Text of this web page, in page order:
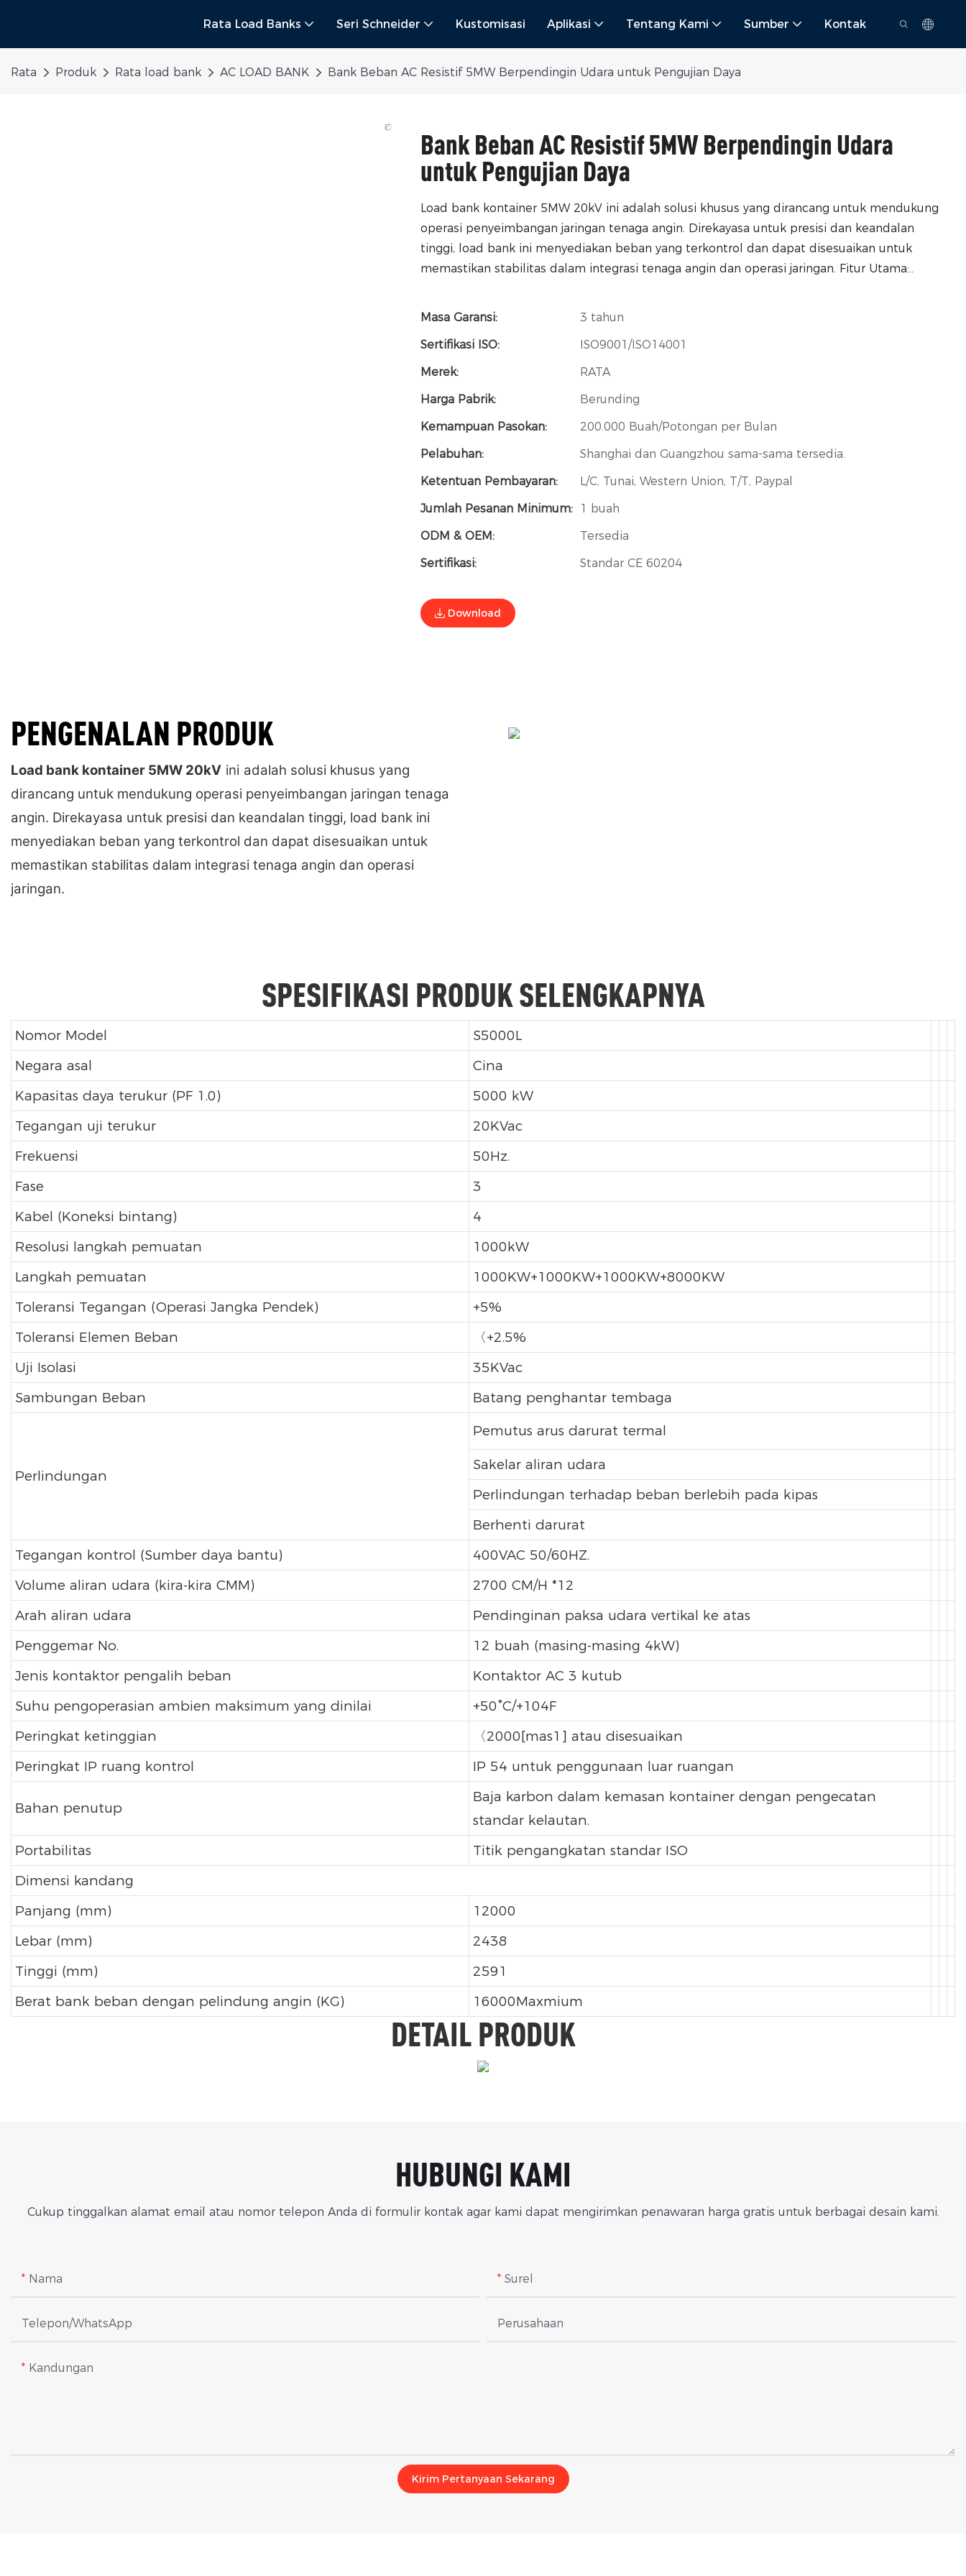
Rata Load Banks Seri Schneider Kustomisasi Aplikasi Tentang Kami Sumber Kontak
Rata Produk Rata load bank AC LOAD BANK Bank Beban AC Resistif 5MW Berpendingin Udara untuk Pengujian Daya
Bank Beban AC Resistif 5MW Berpendingin Udara
untuk Pengujian Daya
Load bank kontainer 5MW 20kV ini adalah solusi khusus yang dirancang untuk mendukung
operasi penyeimbangan jaringan tenaga angin. Direkayasa untuk presisi dan keandalan
tinggi, load bank ini menyediakan beban yang terkontrol dan dapat disesuaikan untuk
memastikan stabilitas dalam integrasi tenaga angin dan operasi jaringan. Fitur Utama:..
Masa Garansi:
3 tahun
Sertifikasi ISO:
ISO9001/ISO14001
Merek:
RATA
Harga Pabrik:
Berunding
Kemampuan Pasokan:
200.000 Buah/Potongan per Bulan
Pelabuhan:
Shanghai dan Guangzhou sama-sama tersedia.
Ketentuan Pembayaran:
L/C, Tunai, Western Union, T/T, Paypal
Jumlah Pesanan Minimum:
1 buah
ODM & OEM:
Tersedia
Sertifikasi:
Standar CE 60204
Download
PENGENALAN PRODUK
Load bank kontainer 5MW 20kV ini adalah solusi khusus yang
dirancang untuk mendukung operasi penyeimbangan jaringan tenaga
angin. Direkayasa untuk presisi dan keandalan tinggi, load bank ini
menyediakan beban yang terkontrol dan dapat disesuaikan untuk
memastikan stabilitas dalam integrasi tenaga angin dan operasi
jaringan.
SPESIFIKASI PRODUK SELENGKAPNYA
Nomor Model
S5000L
Negara asal
Cina
Kapasitas daya terukur (PF 1.0)
5000 kW
Tegangan uji terukur
20KVac
Frekuensi
50Hz.
Fase
3
Kabel (Koneksi bintang)
4
Resolusi langkah pemuatan
1000kW
Langkah pemuatan
1000KW+1000KW+1000KW+8000KW
Toleransi Tegangan (Operasi Jangka Pendek)
+5%
Toleransi Elemen Beban
〈+2.5%
Uji Isolasi
35KVac
Sambungan Beban
Batang penghantar tembaga
Perlindungan
Pemutus arus darurat termal
Sakelar aliran udara
Perlindungan terhadap beban berlebih pada kipas
Berhenti darurat
Tegangan kontrol (Sumber daya bantu)
400VAC 50/60HZ.
Volume aliran udara (kira-kira CMM)
2700 CM/H *12
Arah aliran udara
Pendinginan paksa udara vertikal ke atas
Penggemar No.
12 buah (masing-masing 4kW)
Jenis kontaktor pengalih beban
Kontaktor AC 3 kutub
Suhu pengoperasian ambien maksimum yang dinilai
+50°C/+104F
Peringkat ketinggian
〈2000[mas1] atau disesuaikan
Peringkat IP ruang kontrol
IP 54 untuk penggunaan luar ruangan
Bahan penutup
Baja karbon dalam kemasan kontainer dengan pengecatan
standar kelautan.
Portabilitas
Titik pengangkatan standar ISO
Dimensi kandang
Panjang (mm)
12000
Lebar (mm)
2438
Tinggi (mm)
2591
Berat bank beban dengan pelindung angin (KG)
16000Maxmium
DETAIL PRODUK
HUBUNGI KAMI
Cukup tinggalkan alamat email atau nomor telepon Anda di formulir kontak agar kami dapat mengirimkan penawaran harga gratis untuk berbagai desain kami.
Nama Surel
Telepon/WhatsApp Perusahaan
Kandungan
Kirim Pertanyaan Sekarang